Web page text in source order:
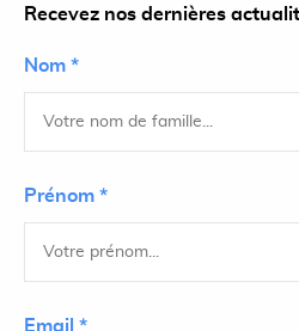
Recevez nos dernières
Nom *
Prénom *
Email *